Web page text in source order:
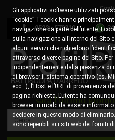
0522 - 578310
sarà l'ultimo giorno
Gli applicativi software utilizzati
“cookie”. I cookie hanno
navigazione da parte dell’utente. I
sulla navigazione all’interno del Sito
alcuni servizi che richiedono
attraverso diverse pagine del Sito.
indipendentemente dalla presenza di
di browser il sistema operativo (es.
ecc…), l’Host e l’URL di provenienza
pagina richiesta. L’utente ha
browser in modo da essere
decidere in questo modo di
sono reperibili sui siti web dei forniti di